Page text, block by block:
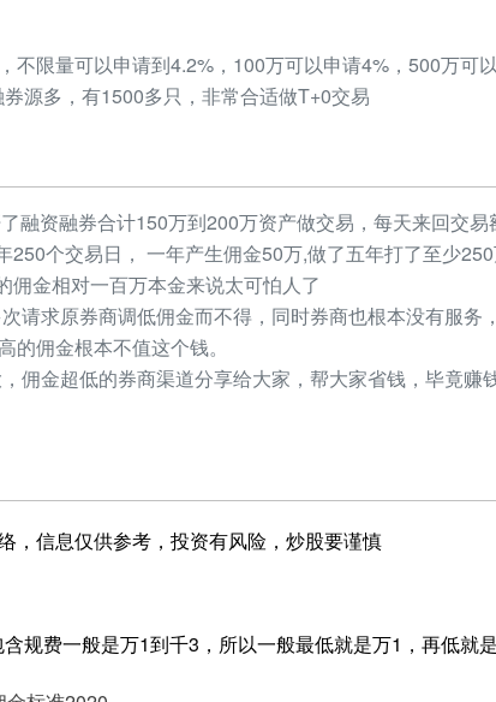
不限量可以申请到4.2%，100万可以申请4%，500万可
源多，有1500多只，非常合适做T+0交易
融资融券合计150万到200万资产做交易，每天来回交易
250个交易日， 一年产生佣金50万,做了五年打了至少
佣金相对一百万本金来说太可怕人了
请求原券商调低佣金而不得，同时券商也根本没有服务
佣金根本不值这个钱。
佣金超低的券商渠道分享给大家，帮大家省钱，毕竟赚
，信息仅供参考，投资有风险，炒股要谨慎
规费一般是万1到千3，所以一般最低就是万1，再低就